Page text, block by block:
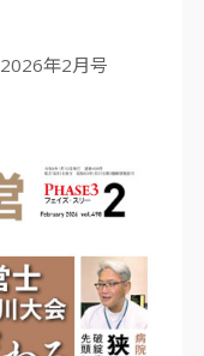
2026年2月号